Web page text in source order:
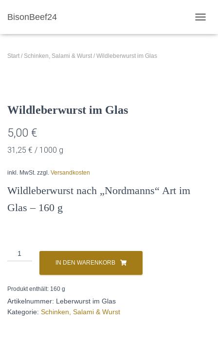
BisonBeef24
Start / Schinken, Salami & Wurst / Wildleberwurst im Glas
Wildleberwurst im Glas
5,00 €
31,25 € / 1000 g
inkl. MwSt. zzgl. Versandkosten
Wildleberwurst nach „Nordmanns“ Art im
Glas – 160 g
Wildleberwurst
im
IN DEN WARENKORB
Produkt enthält: 160 g
Artikelnummer: Leberwurst im Glas
Kategorie: Schinken, Salami & Wurst